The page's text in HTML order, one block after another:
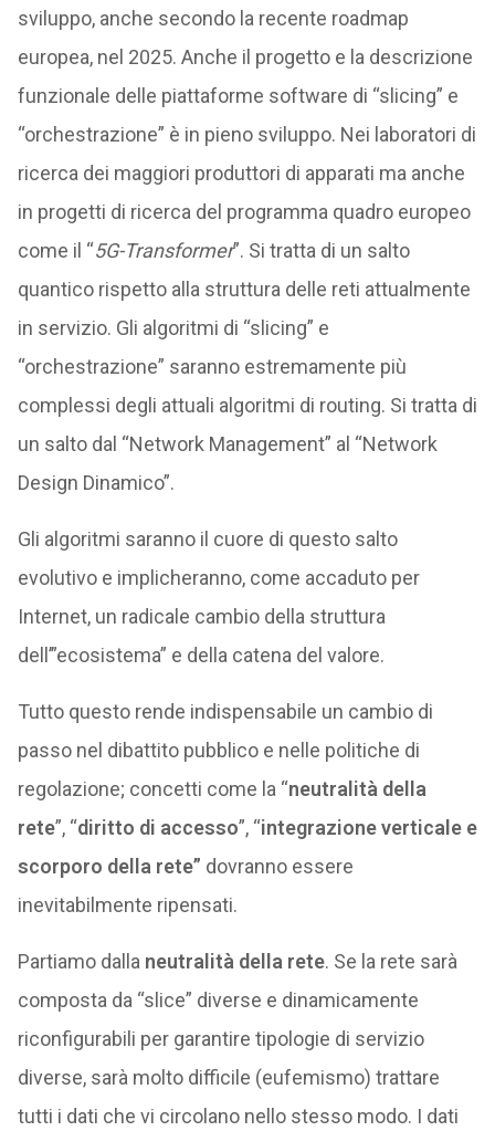
sviluppo, anche secondo la recente roadmap
europea, nel 2025. Anche il progetto e la descrizione
funzionale delle piattaforme software di “slicing” e
“orchestrazione” è in pieno sviluppo. Nei laboratori di
ricerca dei maggiori produttori di apparati ma anche
in progetti di ricerca del programma quadro europeo
come il “5G-Transformer”. Si tratta di un salto
quantico rispetto alla struttura delle reti attualmente
in servizio. Gli algoritmi di “slicing” e
“orchestrazione” saranno estremamente più
complessi degli attuali algoritmi di routing. Si tratta di
un salto dal “Network Management” al “Network
Design Dinamico”.
Gli algoritmi saranno il cuore di questo salto
evolutivo e implicheranno, come accaduto per
Internet, un radicale cambio della struttura
dell’”ecosistema” e della catena del valore.
Tutto questo rende indispensabile un cambio di
passo nel dibattito pubblico e nelle politiche di
regolazione; concetti come la “neutralità della
rete”, “diritto di accesso”, “integrazione verticale e
scorporo della rete” dovranno essere
inevitabilmente ripensati.
Partiamo dalla neutralità della rete. Se la rete sarà
composta da “slice” diverse e dinamicamente
riconfigurabili per garantire tipologie di servizio
diverse, sarà molto difficile (eufemismo) trattare
tutti i dati che vi circolano nello stesso modo. I dati